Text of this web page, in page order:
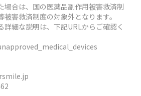
場合は、国の医薬品副作用被害救済制
害救済制度の対象外となります。
詳細な説明は、下記URLからご確認く